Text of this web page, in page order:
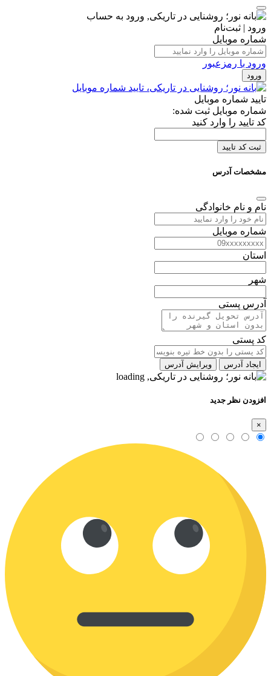
ورود | ثبت‌نام
شماره موبایل
ورود با رمزعبور
ورود
تایید شماره موبایل
شماره موبایل ثبت شده:
کد تایید را وارد کنید
ثبت کد تایید
مشخصات آدرس
نام و نام خانوادگی
شماره موبایل
استان
شهر
آدرس پستی
کد پستی
ایجاد آدرس ویرایش آدرس
افزودن نظر جدید
×